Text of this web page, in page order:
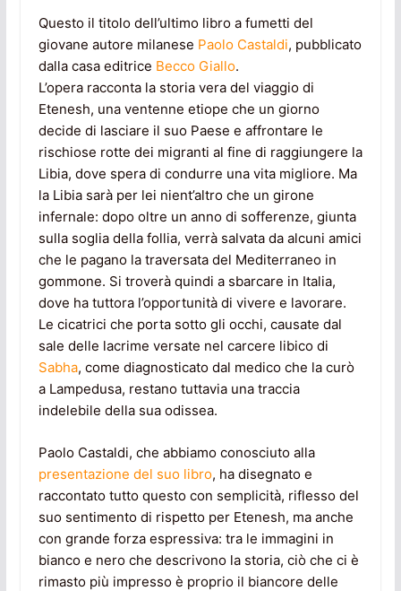
Questo il titolo dell’ultimo libro a fumetti del
giovane autore milanese Paolo Castaldi, pubblicato
dalla casa editrice Becco Giallo.
L’opera racconta la storia vera del viaggio di
Etenesh, una ventenne etiope che un giorno
decide di lasciare il suo Paese e affrontare le
rischiose rotte dei migranti al fine di raggiungere la
Libia, dove spera di condurre una vita migliore. Ma
la Libia sarà per lei nient’altro che un girone
infernale: dopo oltre un anno di sofferenze, giunta
sulla soglia della follia, verrà salvata da alcuni amici
che le pagano la traversata del Mediterraneo in
gommone. Si troverà quindi a sbarcare in Italia,
dove ha tuttora l’opportunità di vivere e lavorare.
Le cicatrici che porta sotto gli occhi, causate dal
sale delle lacrime versate nel carcere libico di
Sabha, come diagnosticato dal medico che la curò
a Lampedusa, restano tuttavia una traccia
indelebile della sua odissea.
Paolo Castaldi, che abbiamo conosciuto alla
presentazione del suo libro, ha disegnato e
raccontato tutto questo con semplicità, riflesso del
suo sentimento di rispetto per Etenesh, ma anche
con grande forza espressiva: tra le immagini in
bianco e nero che descrivono la storia, ciò che ci è
rimasto più impresso è proprio il biancore delle